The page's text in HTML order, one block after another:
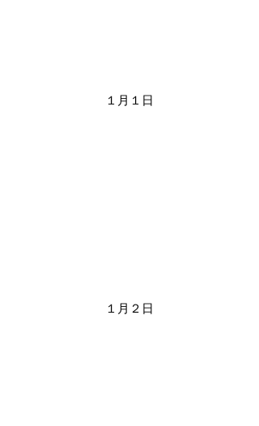
１月１日
１月２日